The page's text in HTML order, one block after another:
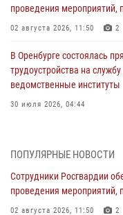
проведения
02 августа 2026, 11:50 2
В Оренбурге состоялась
трудоустройства на
ведомственные институты
30 июля 2026, 04:44
28 июля 2026, 09:41 1
Росгвардейцы обеспечили
ВМФ в Оренбурге
27 июля 2026, 14:36 2
ПОПУЛЯРНЫЕ НОВОСТИ
Сотрудники Росгвардии
проведения
02 августа 2026, 11:50 2